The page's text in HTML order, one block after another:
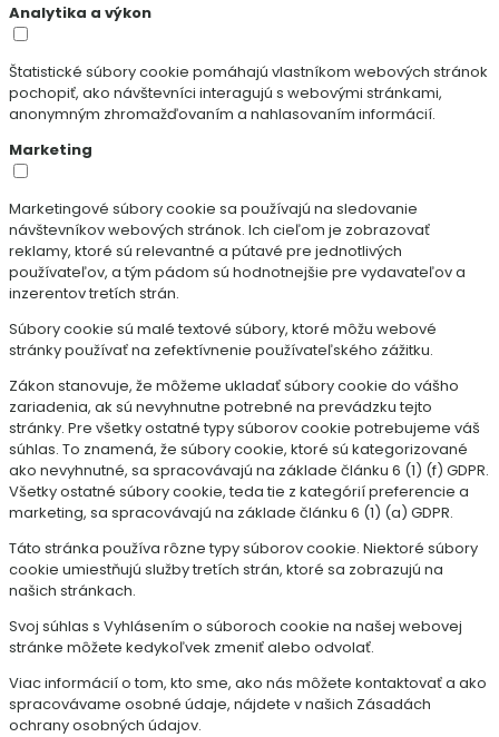
Analytika a výkon
Štatistické súbory cookie pomáhajú vlastníkom webových stránok
pochopiť, ako návštevníci interagujú s webovými stránkami,
anonymným zhromažďovaním a nahlasovaním informácií.
Marketing
Marketingové súbory cookie sa používajú na sledovanie
návštevníkov webových stránok. Ich cieľom je zobrazovať
reklamy, ktoré sú relevantné a pútavé pre jednotlivých
používateľov, a tým pádom sú hodnotnejšie pre vydavateľov a
inzerentov tretích strán.
Súbory cookie sú malé textové súbory, ktoré môžu webové
stránky používať na zefektívnenie používateľského zážitku.
Zákon stanovuje, že môžeme ukladať súbory cookie do vášho
zariadenia, ak sú nevyhnutne potrebné na prevádzku tejto
stránky. Pre všetky ostatné typy súborov cookie potrebujeme váš
súhlas. To znamená, že súbory cookie, ktoré sú kategorizované
ako nevyhnutné, sa spracovávajú na základe článku 6 (1) (f) GDPR.
Všetky ostatné súbory cookie, teda tie z kategórií preferencie a
marketing, sa spracovávajú na základe článku 6 (1) (a) GDPR.
Táto stránka používa rôzne typy súborov cookie. Niektoré súbory
cookie umiestňujú služby tretích strán, ktoré sa zobrazujú na
našich stránkach.
Svoj súhlas s Vyhlásením o súboroch cookie na našej webovej
stránke môžete kedykoľvek zmeniť alebo odvolať.
Viac informácií o tom, kto sme, ako nás môžete kontaktovať a ako
spracovávame osobné údaje, nájdete v našich Zásadách
ochrany osobných údajov.